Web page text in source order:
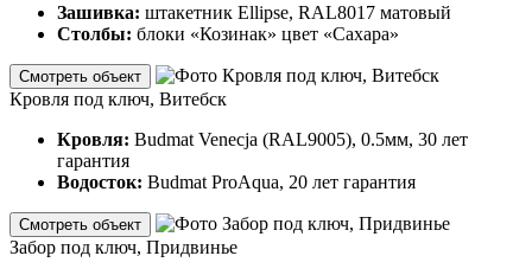
Зашивка: штакетник Ellipse, RAL8017 матовый
Столбы: блоки «Козинак» цвет «Сахара»
Смотреть объект
Кровля под ключ, Витебск
Кровля: Budmat Venecja (RAL9005), 0.5мм, 30 лет
гарантия
Водосток: Budmat ProAqua, 20 лет гарантия
Смотреть объект
Забор под ключ, Придвинье